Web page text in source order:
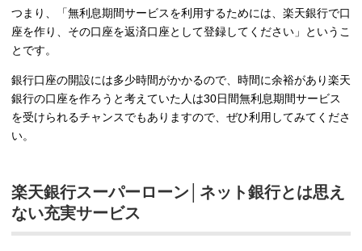
つまり、「無利息期間サービスを利用するためには、楽天銀行で口
座を作り、その口座を返済口座として登録してください」というこ
とです。
銀行口座の開設には多少時間がかかるので、時間に余裕があり楽天
銀行の口座を作ろうと考えていた人は30日間無利息期間サービス
を受けられるチャンスでもありますので、ぜひ利用してみてくださ
い。
楽天銀行スーパーローン│ネット銀行とは思え
ない充実サービス